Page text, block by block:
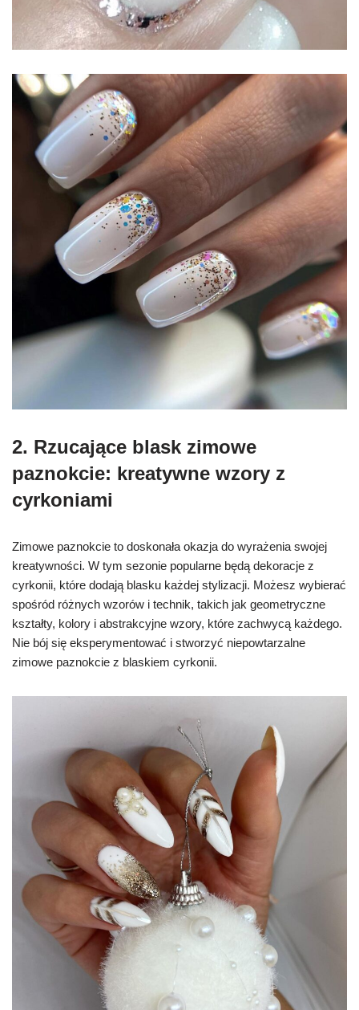
2. Rzucające blask zimowe
paznokcie: kreatywne wzory z
cyrkoniami
Zimowe paznokcie to doskonała okazja do wyrażenia swojej
kreatywności. W tym sezonie popularne będą dekoracje z
cyrkonii, które dodają blasku każdej stylizacji. Możesz wybierać
spośród różnych wzorów i technik, takich jak geometryczne
kształty, kolory i abstrakcyjne wzory, które zachwycą każdego.
Nie bój się eksperymentować i stworzyć niepowtarzalne
zimowe paznokcie z blaskiem cyrkonii.